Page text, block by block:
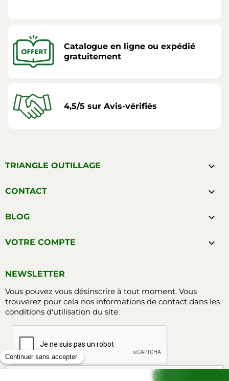
Catalogue en ligne ou expédié
gratuitement
4,5/5 sur Avis-vérifiés
TRIANGLE OUTILLAGE 
CONTACT 
BLOG 
VOTRE COMPTE 
NEWSLETTER
Vous pouvez vous désinscrire à tout moment. Vous
trouverez pour cela nos informations de contact dans les
conditions d'utilisation du site.